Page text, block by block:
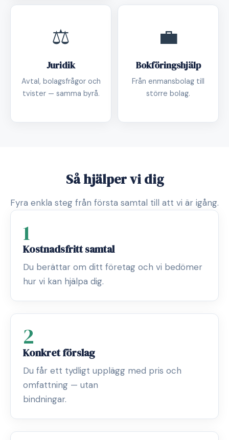
⚖️
Juridik
Avtal, bolagsfrågor och
tvister — samma byrå.
💼
Bokföringshjälp
Från enmansbolag till
större bolag.
Så hjälper vi dig
Fyra enkla steg från första samtal till att vi är igång.
1
Kostnadsfritt samtal
Du berättar om ditt företag och vi bedömer
hur vi kan hjälpa dig.
2
Konkret förslag
Du får ett tydligt upplägg med pris och
omfattning — utan
bindningar.